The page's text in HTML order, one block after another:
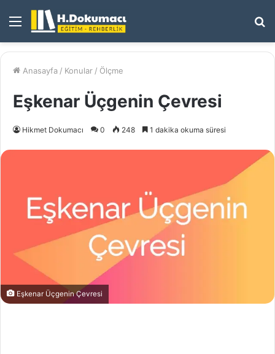
Menü
Anasayfa / Konular / Ölçme
Eşkenar Üçgenin Çevresi
Hikmet Dokumacı 0 248 1 dakika okuma süresi
Eşkenar Üçgenin Çevresi